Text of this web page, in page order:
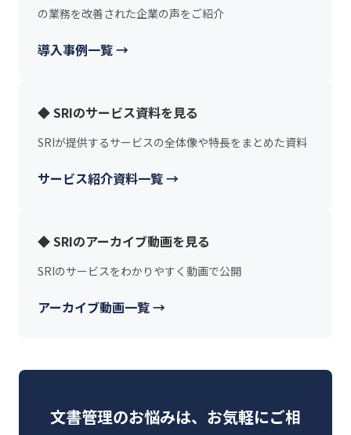
の業務を改善された企業の声をご紹介
導入事例一覧 →
◆ SRIのサービス資料を見る
SRIが提供するサービスの全体像や特長をまとめた資料
サービス紹介資料一覧 →
◆ SRIのアーカイブ動画を見る
SRIのサービスをわかりやすく動画で公開
アーカイブ動画一覧 →
文書管理のお悩みは、お気軽にご相